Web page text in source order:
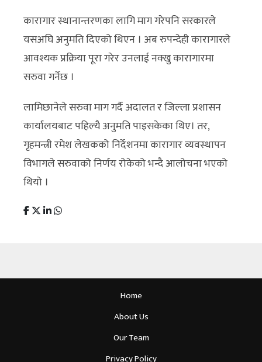
कारागार स्थानान्तरणका लागि माग गरेपनि सरकारले
यसअघि अनुमति दिएको थिएन । अब रुपन्देही कारागारले
आवश्यक प्रक्रिया पूरा गरेर उनलाई नक्खु कारागारमा
सरुवा गर्नेछ ।
लामिछानेले सरुवा माग गर्दै अदालत र जिल्ला प्रशासन
कार्यालयबाट पहिल्यै अनुमति पाइसकेका थिए। तर,
गृहमन्त्री रमेश लेखकको निर्देशनमा कारागार व्यवस्थापन
विभागले सरुवाको निर्णय रोकेको भन्दै आलोचना भएको
थियो ।
Home
About Us
Our Team
Privacy Policy